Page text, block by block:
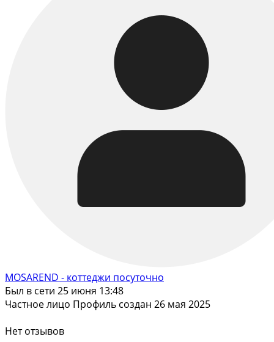
MOSAREND - коттеджи посуточно
Был в сети 25 июня 13:48
Частное лицо Профиль создан 26 мая 2025
Нет отзывов